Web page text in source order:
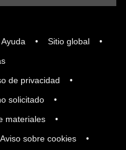
Ayuda
Sitio global
de privacidad
solicitado
materiales
Aviso sobre cookies